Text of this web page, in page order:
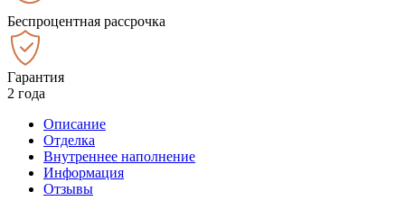
Беспроцентная рассрочка
Гарантия
2 года
Описание
Отделка
Внутреннее наполнение
Информация
Отзывы